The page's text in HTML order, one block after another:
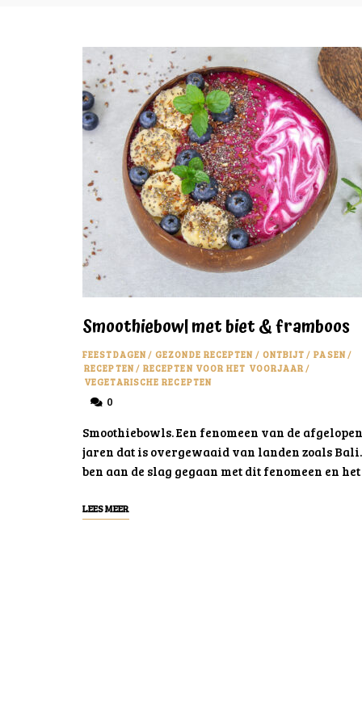
Smoothiebowl met biet & framboos
FEESTDAGEN/ GEZONDE RECEPTEN / ONTBIJT / PASEN/
RECEPTEN/ RECEPTEN VOOR HET VOORJAAR/
VEGETARISCHE RECEPTEN
0
Smoothiebowls. Een fenomeen van de afgelopen
jaren dat is overgewaaid van landen zoals
ben aan de slag gegaan met dit fenomeen en
LEES MEER